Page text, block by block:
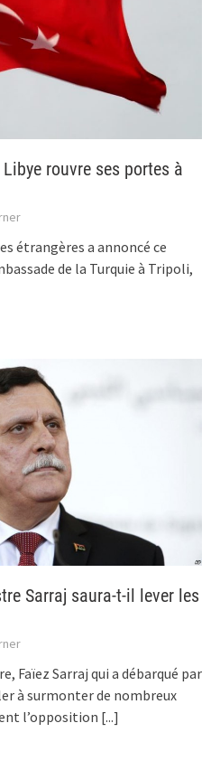
rouvre ses portes à
étrangères a annoncé ce
de la Turquie à Tripoli,
Sarraj saura-t-il lever les
Faïez Sarraj qui a débarqué par
à surmonter de nombreux
l’opposition [...]